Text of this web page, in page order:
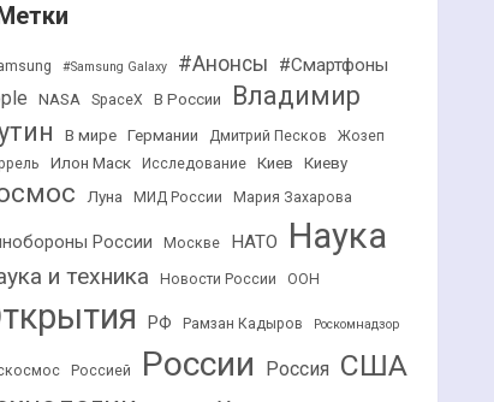
#Samsung Galaxy #Анонсы #Смартфоны
NASA SpaceX В России
Владимир
В мире Германии Дмитрий Песков
Жозеп
Илон Маск Исследование Киев Киеву
Луна МИД России Мария Захарова
России Москве НАТО Наука
и техника Новости России ООН
РФ Рамзан Кадыров Роскомнадзор
Россией России Россия США